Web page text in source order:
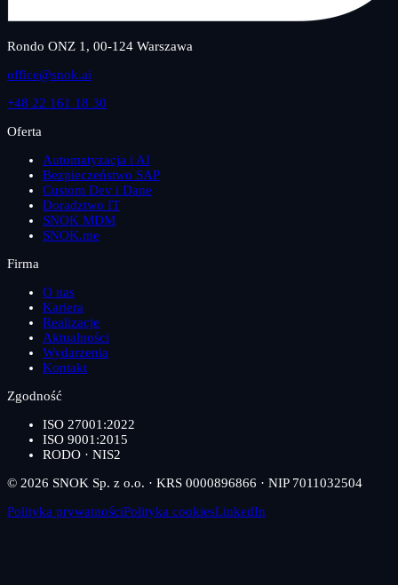
Rondo ONZ 1, 00-124 Warszawa
office@snok.ai
+48 22 161 18 30
Oferta
Automatyzacja i AI
Bezpieczeństwo SAP
Custom Dev i Dane
Doradztwo IT
SNOK MDM
SNOK.me
Firma
O nas
Kariera
Realizacje
Aktualności
Wydarzenia
Kontakt
Zgodność
ISO 27001:2022
ISO 9001:2015
RODO · NIS2
© 2026 SNOK Sp. z o.o. · KRS 0000896866 · NIP 7011032504
Polityka prywatnościPolityka cookiesLinkedIn